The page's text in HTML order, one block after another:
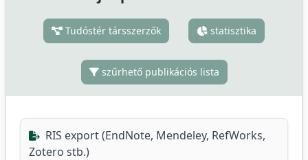
Tudóstér társszerzők statisztika
szűrhető publikációs lista
RIS export (EndNote, Mendeley, RefWorks,
Zotero stb.)